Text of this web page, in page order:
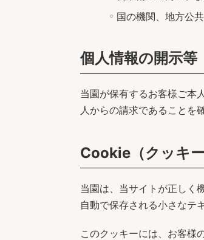
国の機関、地方公
個人情報の開示等
当園が保有するお客様ご本
人からの請求であることを
Cookie（クッキー
当園は、当サイトが正しく
自動で保存される小さなテ
このクッキーには、お客様